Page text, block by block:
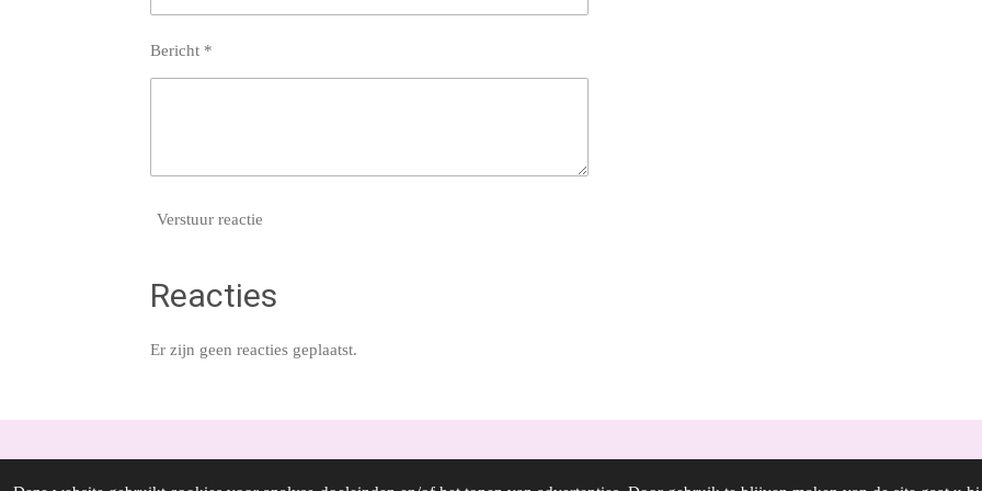
Bericht *
Verstuur reactie
Reacties
Er zijn geen reacties geplaatst.